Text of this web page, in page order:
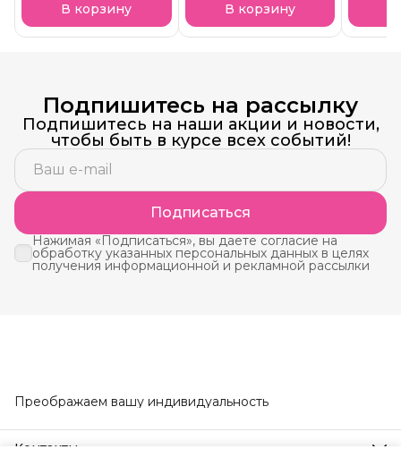
В корзину
НАЛИЧИИ!В корзину
Подпишитесь на рассылку
Подпишитесь на наши акции и новости,
чтобы быть в курсе всех событий!
Подписаться
Нажимая «Подписаться», вы даете согласие на
обработку указанных персональных данных в целях
получения информационной и рекламной рассылки
Преображаем вашу индивидуальность